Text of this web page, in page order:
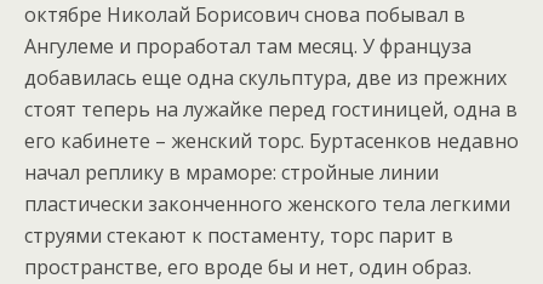
октябре Николай Борисович снова побывал в
Ангулеме и проработал там месяц. У француза
добавилась еще одна скульптура, две из прежних
стоят теперь на лужайке перед гостиницей, одна в
его кабинете – женский торс. Буртасенков недавно
начал реплику в мраморе: стройные линии
пластически законченного женского тела легкими
струями стекают к постаменту, торс парит в
пространстве, его вроде бы и нет, один образ.